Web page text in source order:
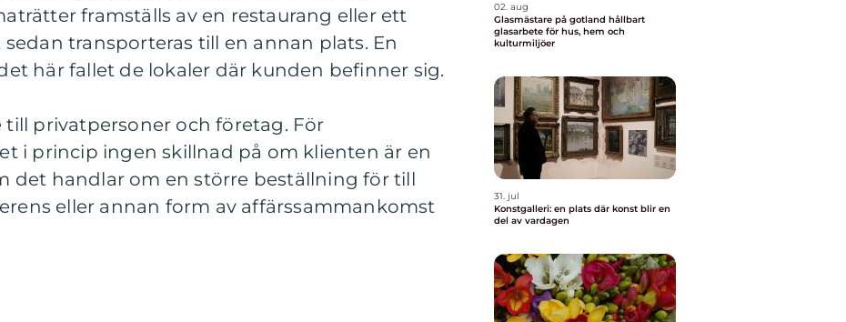
framställs av en restaurang eller ett
transporteras till en annan plats. En
här fallet de lokaler där kunden befinner sig.
privatpersoner och företag. För
i princip ingen skillnad på om klienten är en
det handlar om en större beställning för till
eller annan form av affärssammankomst
02. aug
Glasmästare på gotland hållbart
glasarbete för hus, hem och
kulturmiljöer
31. jul
Konstgalleri: en plats där konst blir en
del av vardagen